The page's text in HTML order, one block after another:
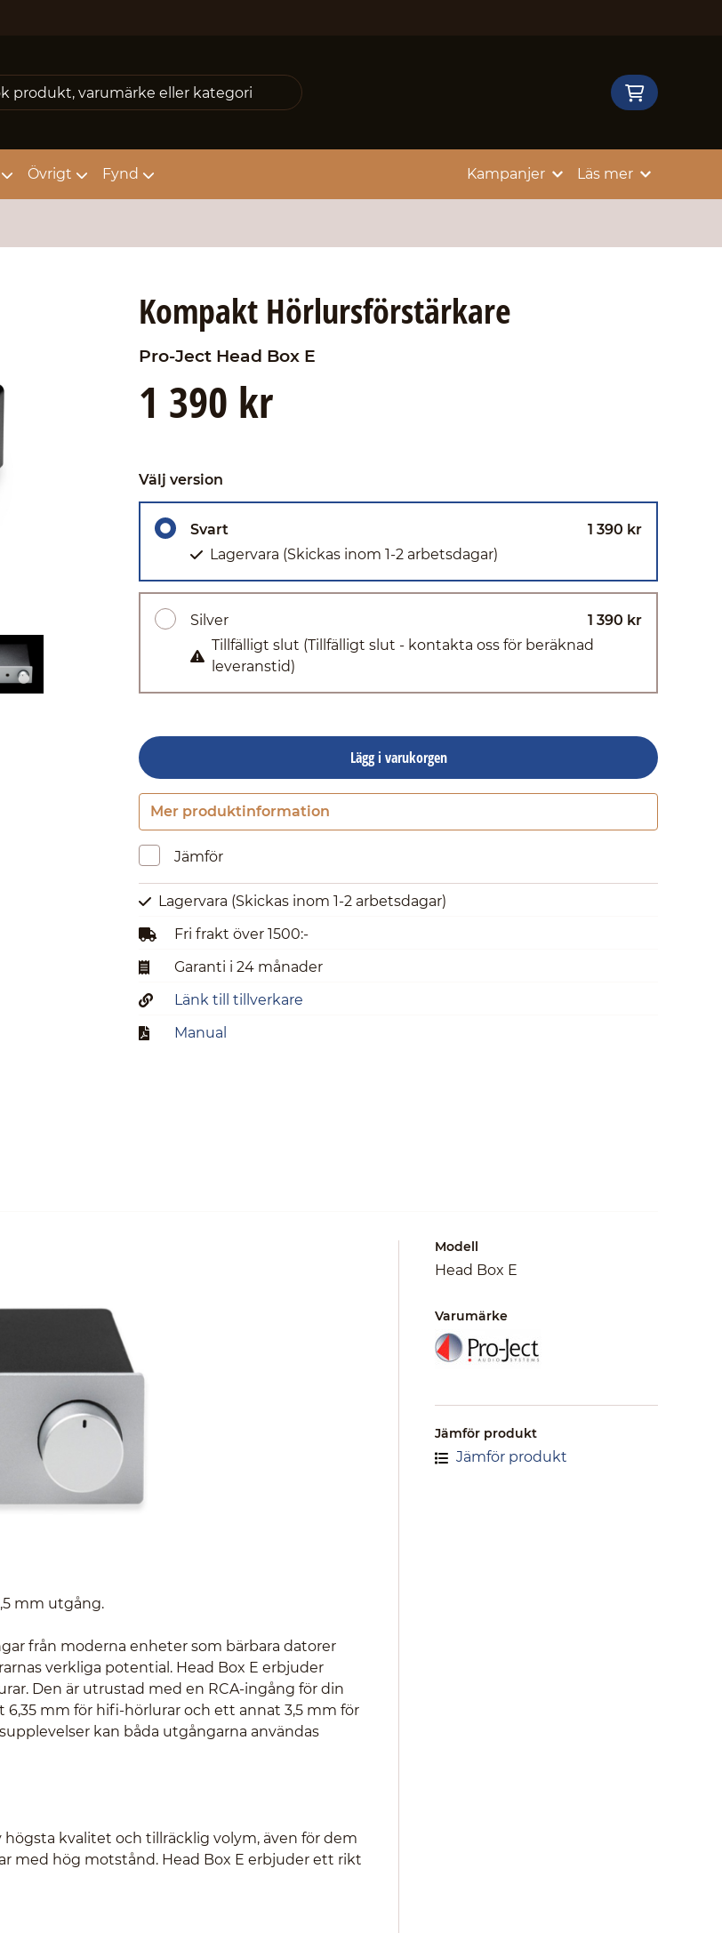
Övrigt Fynd Kampanjer Läs mer
Kompakt Hörlursförstärkare
Pro-Ject Head Box E
1 390 kr
Välj version
Svart
1 390 kr
Lagervara (Skickas inom 1-2 arbetsdagar)
Silver
1 390 kr
Tillfälligt slut (Tillfälligt slut - kontakta oss för beräknad
leveranstid)
Lägg i varukorgen
Mer produktinformation
Jämför
Lagervara (Skickas inom 1-2 arbetsdagar)
Fri frakt över 1500:-
Garanti i 24 månader
Länk till tillverkare
Manual
mm utgång.
från moderna enheter som bärbara datorer
verkliga potential. Head Box E erbjuder
Den är utrustad med en RCA-ingång för din
mm för hifi-hörlurar och ett annat 3,5 mm för
kan båda utgångarna användas
kvalitet och tillräcklig volym, även för dem
med hög motstånd. Head Box E erbjuder ett rikt
Modell
Head Box E
Varumärke
Jämför produkt
Jämför produkt